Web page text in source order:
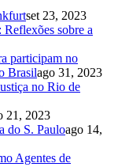
set 23, 2023
sobre a
participam no
Brasilago 31, 2023
no Rio de
21, 2023
do S. Pauloago 14,
Agentes de